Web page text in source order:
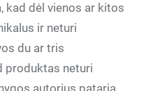
kad dėl vienos ar kitos
ir neturi
du ar tris
produktas neturi
autorius pataria